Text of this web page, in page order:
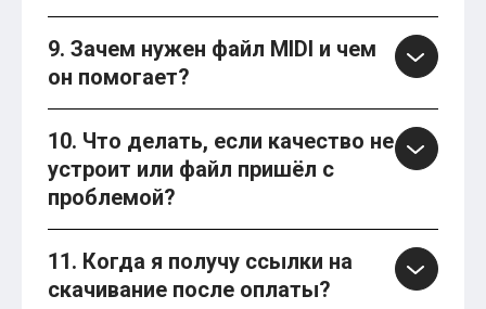
9. Зачем нужен файл MIDI и чем
он помогает?
10. Что делать, если качество не
устроит или файл пришёл с
проблемой?
11. Когда я получу ссылки на
скачивание после оплаты?